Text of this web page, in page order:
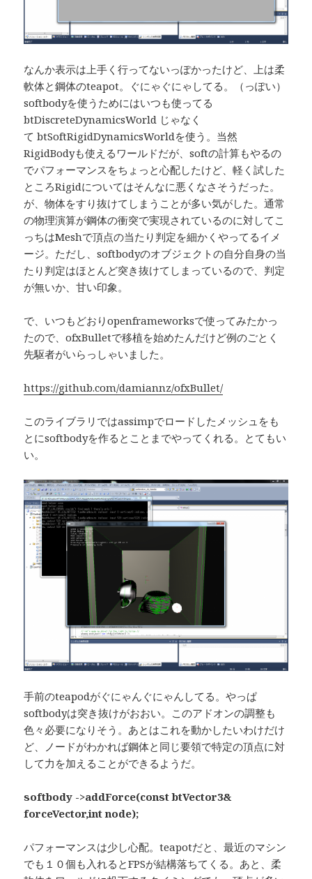
なんか表示は上手く行ってないっぽかったけど、上は柔
軟体と鋼体のteapot。ぐにゃぐにゃしてる。（っぽい）
softbodyを使うためにはいつも使ってる
btDiscreteDynamicsWorld じゃなく
て btSoftRigidDynamicsWorldを使う。当然
RigidBodyも使えるワールドだが、softの計算もやるの
でパフォーマンスをちょっと心配したけど、軽く試した
ところRigidについてはそんなに悪くなさそうだった。
が、物体をすり抜けてしまうことが多い気がした。通常
の物理演算が鋼体の衝突で実現されているのに対してこ
っちはMeshで頂点の当たり判定を細かくやってるイメ
ージ。ただし、softbodyのオブジェクトの自分自身の当
たり判定はほとんど突き抜けてしまっているので、判定
が無いか、甘い印象。
で、いつもどおりopenframeworksで使ってみたかっ
たので、ofxBulletで移植を始めたんだけど例のごとく
先駆者がいらっしゃいました。
https://github.com/damiannz/ofxBullet/
このライブラリではassimpでロードしたメッシュをも
とにsoftbodyを作るとことまでやってくれる。とてもい
い。
手前のteapodがぐにゃんぐにゃんしてる。やっぱ
softbodyは突き抜けがおおい。このアドオンの調整も
色々必要になりそう。あとはこれを動かしたいわけだけ
ど、ノードがわかれば鋼体と同じ要領で特定の頂点に対
して力を加えることができるようだ。
softbody ->addForce(const btVector3&
forceVector,int node);
パフォーマンスは少し心配。teapotだと、最近のマシン
でも１０個も入れるとFPSが結構落ちてくる。あと、柔